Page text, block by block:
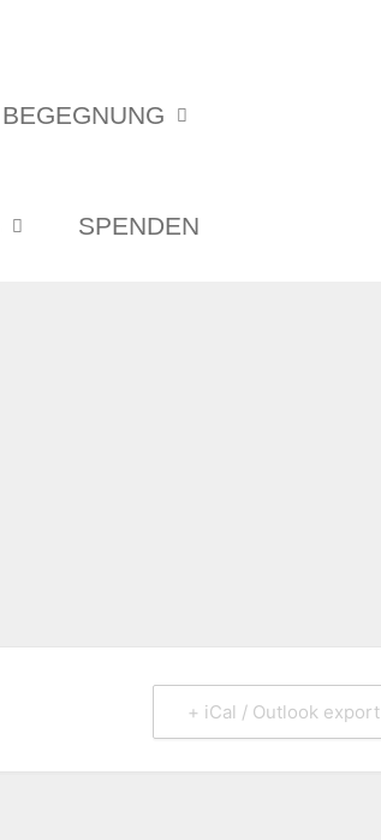
BEGEGNUNG
SPENDEN
+ iCal / Outlook export